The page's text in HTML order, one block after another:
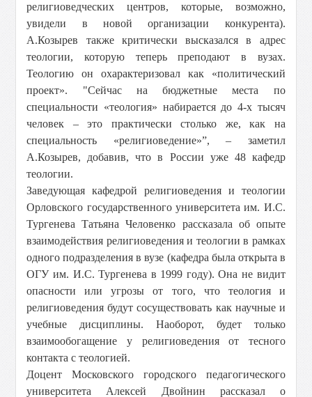
религиоведческих центров, которые, возможно,
увидели в новой организации конкурента).
А.Козырев также критически высказался в адрес
теологии, которую теперь преподают в вузах.
Теологию он охарактеризовал как «политический
проект». "Сейчас на бюджетные места по
специальности «теология» набирается до 4-х тысяч
человек – это практически столько же, как на
специальность «религиоведение»”, – заметил
А.Козырев, добавив, что в России уже 48 кафедр
теологии.
Заведующая кафедрой религиоведения и теологии
Орловского государственного университета им. И.С.
Тургенева Татьяна Человенко рассказала об опыте
взаимодействия религиоведения и теологии в рамках
одного подразделения в вузе (кафедра была открыта в
ОГУ им. И.С. Тургенева в 1999 году). Она не видит
опасности или угрозы от того, что теология и
религиоведения будут сосуществовать как научные и
учебные дисциплины. Наоборот, будет только
взаимообогащение у религиоведения от тесного
контакта с теологией.
Доцент Московского городского педагогического
университета Алексей Двойнин рассказал о